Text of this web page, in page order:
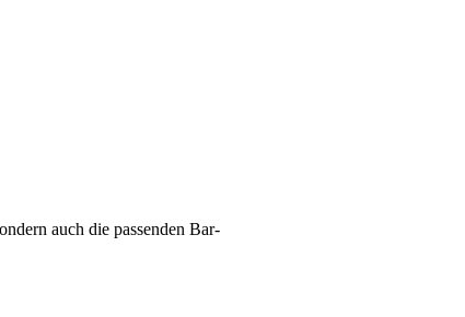
auch die passenden Bar-